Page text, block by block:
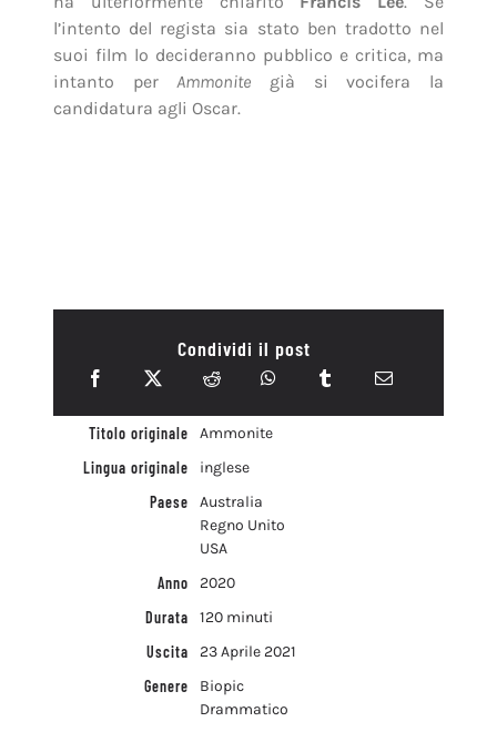
l’intento del regista sia stato ben tradotto nel
suoi film lo decideranno pubblico e critica, ma
intanto perAmmonite già si vocifera la
candidatura agli Oscar.
Condividi il post
Titolo originale
Ammonite
Lingua originale
inglese
Paese
Australia
Regno Unito
USA
Anno
2020
Durata
120 minuti
Uscita
23 Aprile 2021
Genere
Biopic
Drammatico